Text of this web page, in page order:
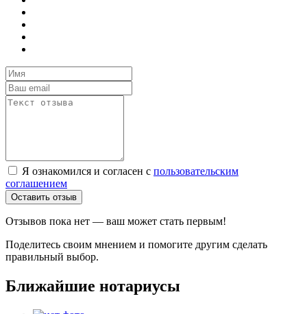
Я ознакомился и согласен с пользовательским
соглашением
Оставить отзыв
Отзывов пока нет — ваш может стать первым!
Поделитесь своим мнением и помогите другим сделать
правильный выбор.
Ближайшие нотариусы